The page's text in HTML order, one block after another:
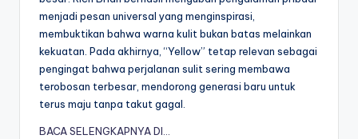
menjadi pesan universal yang menginspirasi,
membuktikan bahwa warna kulit bukan batas melainkan
kekuatan. Pada akhirnya, “Yellow” tetap relevan sebagai
pengingat bahwa perjalanan sulit sering membawa
terobosan terbesar, mendorong generasi baru untuk
terus maju tanpa takut gagal.
BACA SELENGKAPNYA DI…